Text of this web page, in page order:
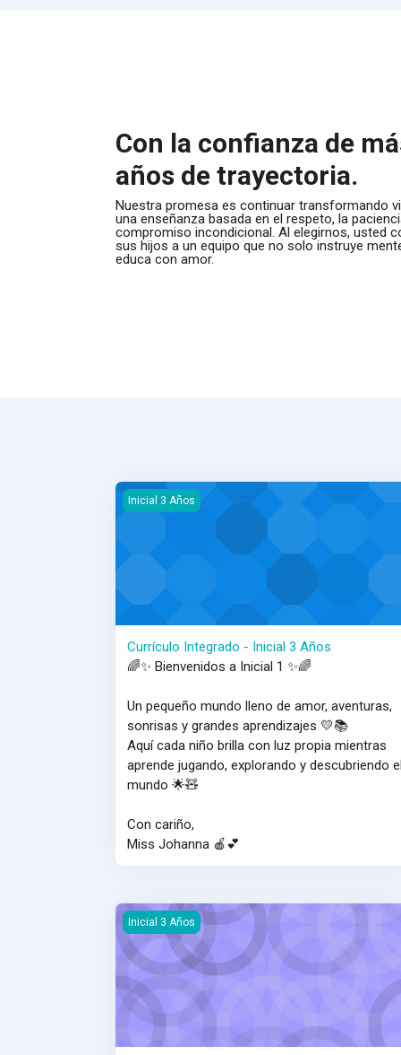
Con la confianza de
años de trayectoria.
Nuestra promesa es continuar transformando
una enseñanza basada en el respeto, la
compromiso incondicional. Al elegirnos, usted
sus hijos a un equipo que no solo instruye
educa con amor.
Currículo Integrado - Inicial 3 Años
Inicial 3 Años
Currículo Integrado - Inicial 3 Años
🌈✨ Bienvenidos a Inicial 1 ✨🌈
Un pequeño mundo lleno de amor, aventuras,
sonrisas y grandes aprendizajes 💛📚
Aquí cada niño brilla con luz propia mientras
aprende jugando, explorando y descubriendo el
mundo 🌟🧸
Con cariño,
Miss Johanna 🍎💕
Educación Física - Inicial 3 Años
Inicial 3 Años